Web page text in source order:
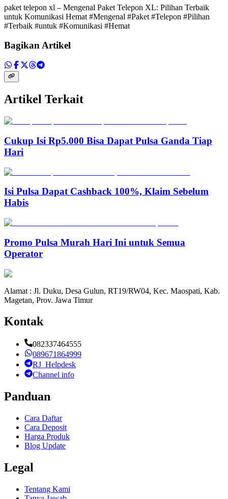
paket telepon xl – Mengenal Paket Telepon XL: Pilihan Terbaik
untuk Komunikasi Hemat #Mengenal #Paket #Telepon #Pilihan
#Terbaik #untuk #Komunikasi #Hemat
Bagikan Artikel
Artikel Terkait
Cukup Isi Rp5.000 Bisa Dapat Pulsa Ganda Tiap
Hari
Isi Pulsa Dapat Cashback 100%, Klaim Sebelum
Habis
Promo Pulsa Murah Hari Ini untuk Semua
Operator
Alamat : Jl. Duku, Desa Gulun, RT19/RW04, Kec. Maospati, Kab.
Magetan, Prov. Jawa Timur
Kontak
082337464555
089671864999
RJ_Helpdesk
Channel info
Panduan
Cara Daftar
Cara Deposit
Harga Produk
Blog Update
Legal
Tentang Kami